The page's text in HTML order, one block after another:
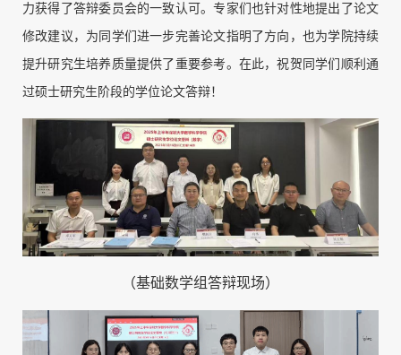
力获得了答辩委员会的一致认可。专家们也针对性地提出了论文
修改建议，为同学们进一步完善论文指明了方向，也为学院持续
提升研究生培养质量提供了重要参考。在此，祝贺同学们顺利通
过硕士研究生阶段的学位论文答辩！
（基础数学组答辩现场）